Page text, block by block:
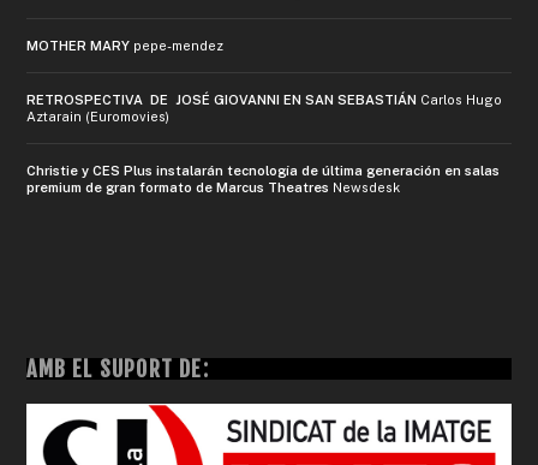
MOTHER MARY pepe-mendez
RETROSPECTIVA DE JOSÉ GIOVANNI EN SAN SEBASTIÁN Carlos Hugo
Aztarain (Euromovies)
Christie y CES Plus instalarán tecnología de última generación en salas
premium de gran formato de Marcus Theatres Newsdesk
AMB EL SUPORT DE: